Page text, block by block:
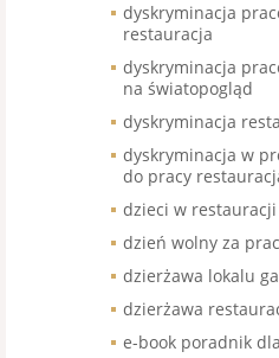
dyskryminacja
restauracja
dyskryminacja
na światopogląd
dyskryminacja
dyskryminacja w
do pracy
dzieci w restauracji
dzień wolny za
dzierżawa lokalu
dzierżawa
e-book poradnik